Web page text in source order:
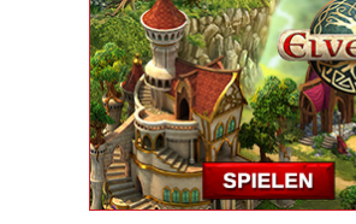
Download Spiele
3D Spiele
Tablet Spiele
Android Spiele
iPhone Spiele
iOS Spiele